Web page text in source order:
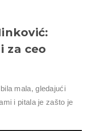
za ceo
mala, gledajući
i pitala je zašto je